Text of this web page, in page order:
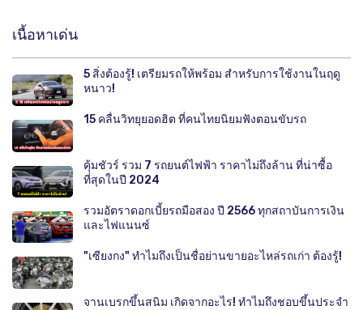
เนื้อหาเด่น
5 สิ่งต้องรู้! เตรียมรถให้พร้อม สำหรับการใช้งานในฤดู
หนาว!
15 คลื่นวิทยุยอดฮิต ที่คนไทยนิยมฟังตอนขับรถ
คุ้มชัวร์ รวม 7 รถยนต์ไฟฟ้า ราคาไม่ถึงล้าน ที่น่าซื้อ
ที่สุดในปี 2024
รวมอัตราดอกเบี้ยรถมือสอง ปี 2566 ทุกสถาบันการเงิน
และไฟแนนซ์
"เซียงกง" ทำไมถึงเป็นชื่อย่านขายอะไหล่รถเก่า ต้องรู้!
จานเบรกขึ้นสนิม เกิดจากอะไร! ทำไมถึงชอบขึ้นประจำ